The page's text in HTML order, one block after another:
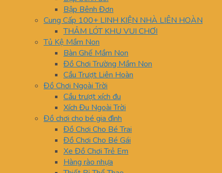
Bập Bênh Đơn
Cung Cấp 100+ LINH KIỆN NHÀ LIÊN HOÀN
THẢM LÓT KHU VUI CHƠI
Tủ Kệ Mầm Non
Bàn Ghế Mầm Non
Đồ Chơi Trường Mầm Non
Cầu Trượt Liên Hoàn
Đồ Chơi Ngoài Trời
Cầu trượt xích đu
Xích Đu Ngoài Trời
Đồ chơi cho bé gia đình
Đồ Chơi Cho Bé Trai
Đồ Chơi Cho Bé Gái
Xe Đồ Chơi Trẻ Em
Hàng rào nhựa